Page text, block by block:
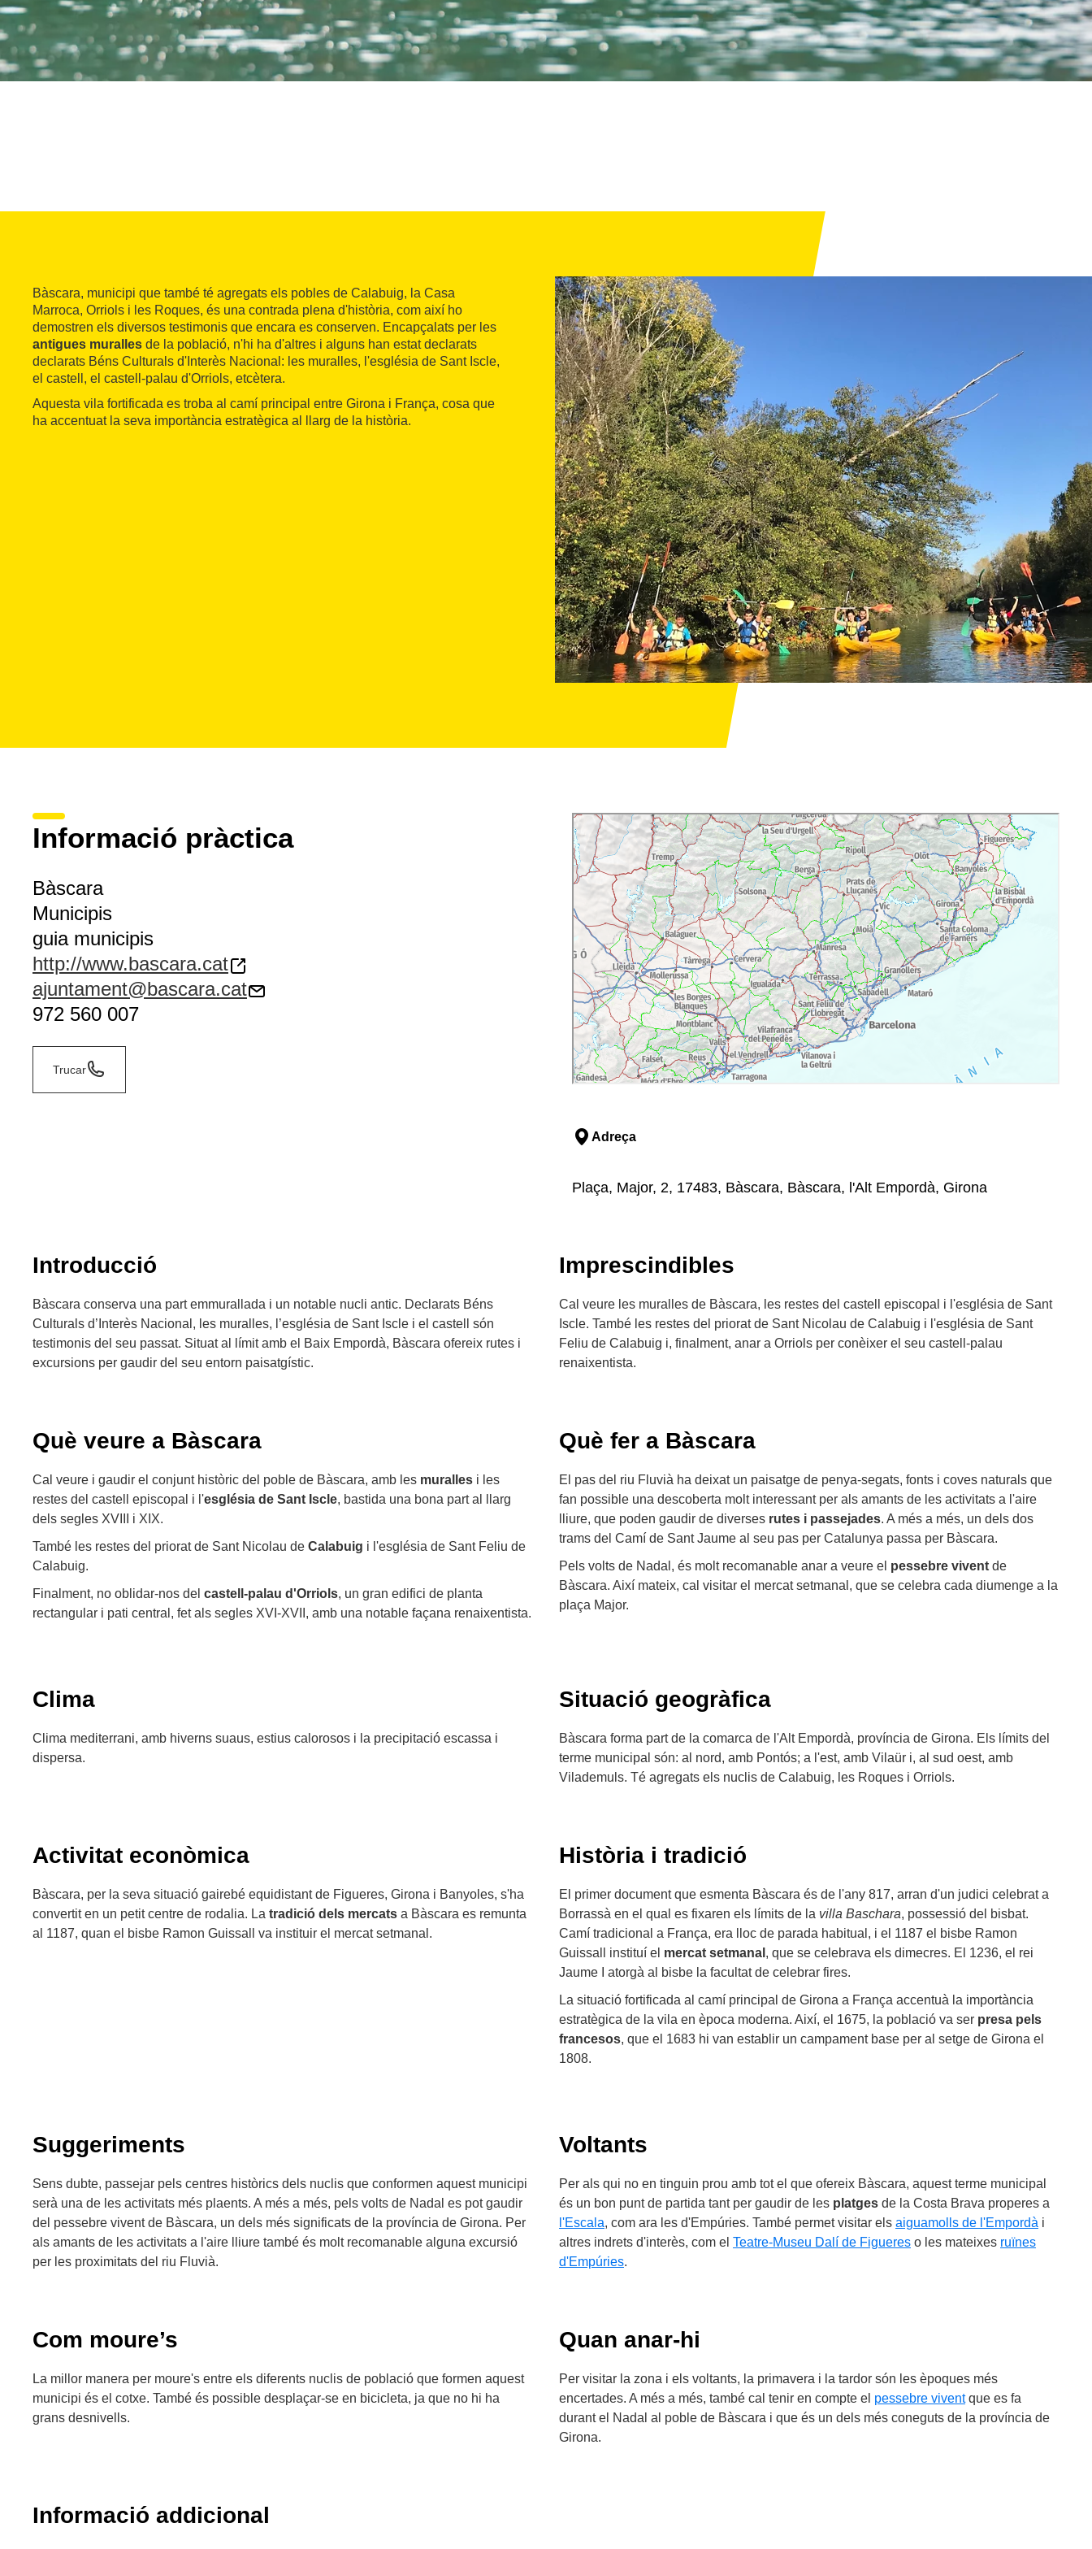
Bàscara, municipi que també té agregats els pobles de Calabuig, la Casa
Marroca, Orriols i les Roques, és una contrada plena d'història, com així ho
demostren els diversos testimonis que encara es conserven. Encapçalats per les
antigues muralles de la població, n'hi ha d'altres i alguns han estat declarats
declarats Béns Culturals d'Interès Nacional: les muralles, l'església de Sant Iscle,
el castell, el castell-palau d'Orriols, etcètera.
Aquesta vila fortificada es troba al camí principal entre Girona i França, cosa que
ha accentuat la seva importància estratègica al llarg de la història.
Informació pràctica
Bàscara
Municipis
guia municipis
http://www.bascara.cat
ajuntament@bascara.cat
972 560 007
Trucar
Adreça
Plaça, Major, 2, 17483, Bàscara, Bàscara, l'Alt Empordà, Girona
Introducció
Bàscara conserva una part emmurallada i un notable nucli antic. Declarats Béns
Culturals d’Interès Nacional, les muralles, l’església de Sant Iscle i el castell són
testimonis del seu passat. Situat al límit amb el Baix Empordà, Bàscara ofereix rutes i
excursions per gaudir del seu entorn paisatgístic.
Imprescindibles
Cal veure les muralles de Bàscara, les restes del castell episcopal i l'església de Sant
Iscle. També les restes del priorat de Sant Nicolau de Calabuig i l'església de Sant
Feliu de Calabuig i, finalment, anar a Orriols per conèixer el seu castell-palau
renaixentista.
Què veure a Bàscara
Cal veure i gaudir el conjunt històric del poble de Bàscara, amb les muralles i les
restes del castell episcopal i l'església de Sant Iscle, bastida una bona part al llarg
dels segles XVIII i XIX.
També les restes del priorat de Sant Nicolau de Calabuig i l'església de Sant Feliu de
Calabuig.
Finalment, no oblidar-nos del castell-palau d'Orriols, un gran edifici de planta
rectangular i pati central, fet als segles XVI-XVII, amb una notable façana renaixentista.
Què fer a Bàscara
El pas del riu Fluvià ha deixat un paisatge de penya-segats, fonts i coves naturals que
fan possible una descoberta molt interessant per als amants de les activitats a l'aire
lliure, que poden gaudir de diverses rutes i passejades. A més a més, un dels dos
trams del Camí de Sant Jaume al seu pas per Catalunya passa per Bàscara.
Pels volts de Nadal, és molt recomanable anar a veure el pessebre vivent de
Bàscara. Així mateix, cal visitar el mercat setmanal, que se celebra cada diumenge a la
plaça Major.
Clima
Clima mediterrani, amb hiverns suaus, estius calorosos i la precipitació escassa i
dispersa.
Situació geogràfica
Bàscara forma part de la comarca de l'Alt Empordà, província de Girona. Els límits del
terme municipal són: al nord, amb Pontós; a l'est, amb Vilaür i, al sud oest, amb
Vilademuls. Té agregats els nuclis de Calabuig, les Roques i Orriols.
Activitat econòmica
Bàscara, per la seva situació gairebé equidistant de Figueres, Girona i Banyoles, s'ha
convertit en un petit centre de rodalia. La tradició dels mercats a Bàscara es remunta
al 1187, quan el bisbe Ramon Guissall va instituir el mercat setmanal.
Història i tradició
El primer document que esmenta Bàscara és de l'any 817, arran d'un judici celebrat a
Borrassà en el qual es fixaren els límits de la villa Baschara, possessió del bisbat.
Camí tradicional a França, era lloc de parada habitual, i el 1187 el bisbe Ramon
Guissall instituí el mercat setmanal , que se celebrava els dimecres. El 1236, el rei
Jaume I atorgà al bisbe la facultat de celebrar fires.
La situació fortificada al camí principal de Girona a França accentuà la importància
estratègica de la vila en època moderna. Així, el 1675, la població va ser presa pels
francesos, que el 1683 hi van establir un campament base per al setge de Girona el
1808.
Suggeriments
Sens dubte, passejar pels centres històrics dels nuclis que conformen aquest municipi
serà una de les activitats més plaents. A més a més, pels volts de Nadal es pot gaudir
del pessebre vivent de Bàscara, un dels més significats de la província de Girona. Per
als amants de les activitats a l'aire lliure també és molt recomanable alguna excursió
per les proximitats del riu Fluvià.
Voltants
Per als qui no en tinguin prou amb tot el que ofereix Bàscara, aquest terme municipal
és un bon punt de partida tant per gaudir de les platges de la Costa Brava properes a
l'Escala, com ara les d'Empúries. També permet visitar els aiguamolls de l'Empordà i
altres indrets d'interès, com el Teatre-Museu Dalí de Figueres o les mateixes ruïnes
d'Empúries.
Com moure’s
La millor manera per moure's entre els diferents nuclis de població que formen aquest
municipi és el cotxe. També és possible desplaçar-se en bicicleta, ja que no hi ha
grans desnivells.
Quan anar-hi
Per visitar la zona i els voltants, la primavera i la tardor són les èpoques més
encertades. A més a més, també cal tenir en compte el pessebre viventque es fa
durant el Nadal al poble de Bàscara i que és un dels més coneguts de la província de
Girona.
Informació addicional